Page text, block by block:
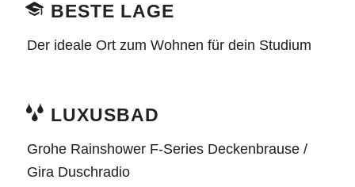
BESTE LAGE
Der ideale Ort zum Wohnen für dein Studium
LUXUSBAD
Grohe Rainshower F-Series Deckenbrause /
Gira Duschradio